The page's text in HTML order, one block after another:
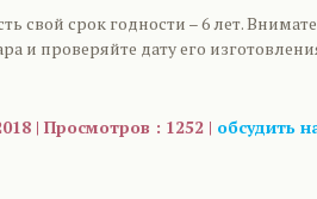
свой срок годности – 6 лет.
и проверяйте дату его
| Просмотров : 1252 | обсудить